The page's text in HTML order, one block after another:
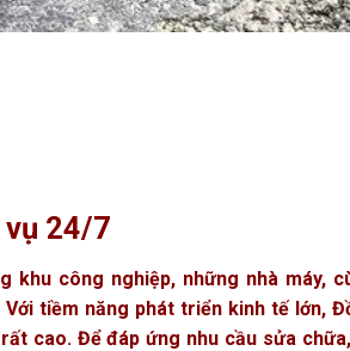
vụ 24/7
khu công nghiệp, những nhà máy,
tiềm năng phát triển kinh tế lớn,
cao. Để đáp ứng nhu cầu sửa